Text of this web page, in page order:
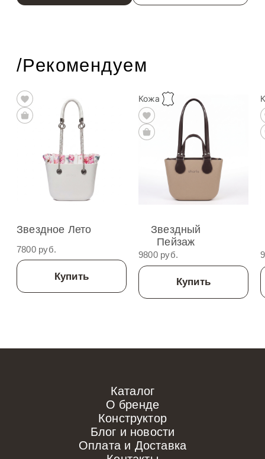
/Рекомендуем
Звездное Лето
7800 руб.
Купить
Кожа
Звездный
Пейзаж
9800 руб.
Купить
Каталог
О бренде
Конструктор
Блог и новости
Оплата и Доставка